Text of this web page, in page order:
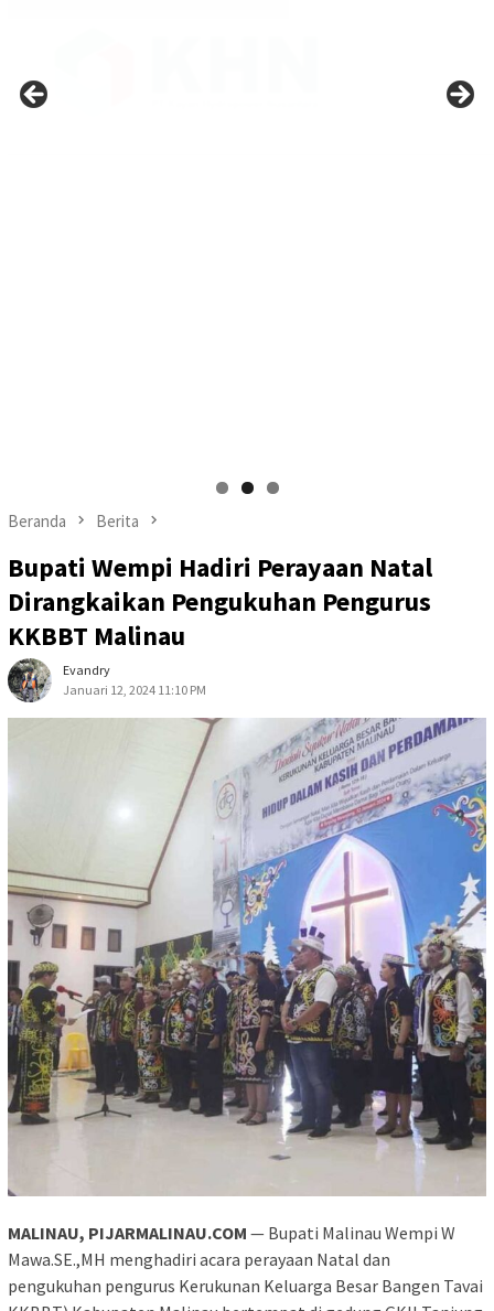
Beranda Berita
Bupati Wempi Hadiri Perayaan Natal
Dirangkaikan Pengukuhan Pengurus
KKBBT Malinau
Evandry
Januari 12, 2024 11:10 PM
MALINAU, PIJARMALINAU.COM — Bupati Malinau Wempi W
Mawa.SE.,MH menghadiri acara perayaan Natal dan
pengukuhan pengurus Kerukunan Keluarga Besar Bangen Tavai